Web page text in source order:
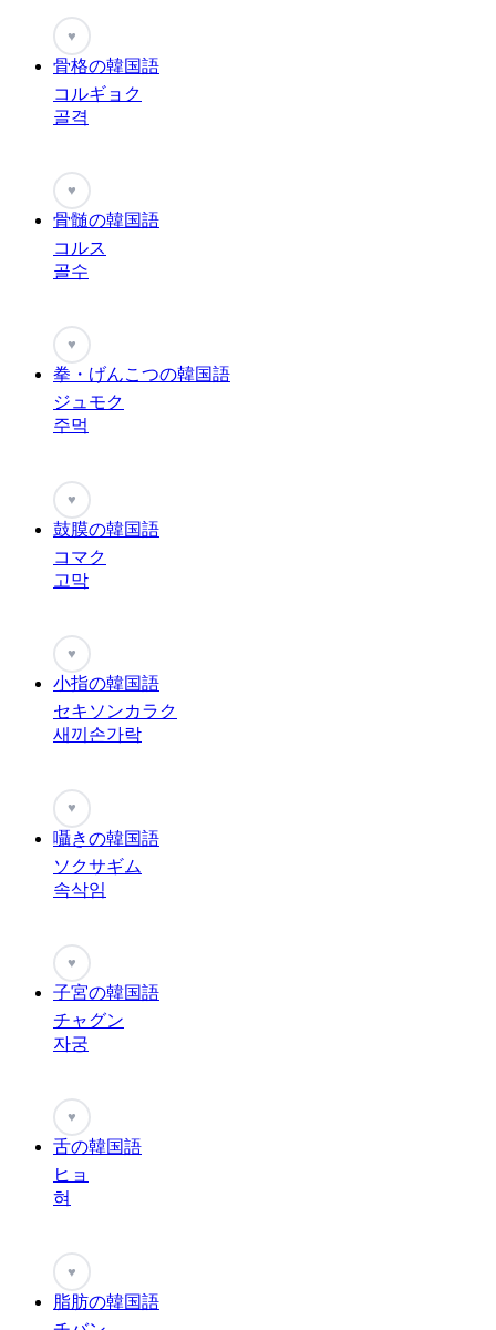
♥
骨格の韓国語
コルギョク
골격
♥
骨髄の韓国語
コルス
골수
♥
拳・げんこつの韓国語
ジュモク
주먹
♥
鼓膜の韓国語
コマク
고막
♥
小指の韓国語
セキソンカラク
새끼손가락
♥
囁きの韓国語
ソクサギム
속삭임
♥
子宮の韓国語
チャグン
자궁
♥
舌の韓国語
ヒョ
혀
♥
脂肪の韓国語